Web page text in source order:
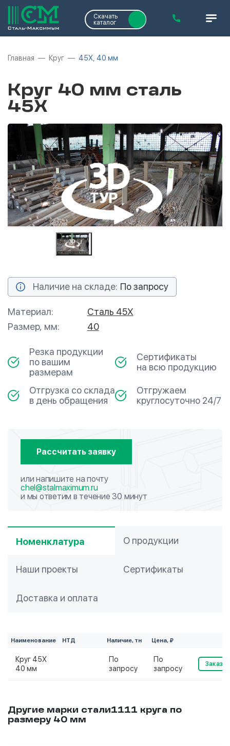
Скачать
каталог
Главная Круг 45Х, 40 мм
Круг 40 мм сталь
45Х
Наличие на складе: По запросу
Материал:
Сталь 45Х
Размер, мм:
40
Резка продукции
по вашим
размерам
Сертификаты
на всю продукцию
Отгрузка со склада
в день обращения
Отгружаем
круглосуточно 24/7
Рассчитать заявку
или напишите на почту
chel@stalmaximum.ru
и мы ответим в течение 30 минут
Номенклатура О продукции
Наши проекты Сертификаты
Доставка и оплата
Наименование НТД Наличие, тн Цена, ₽
Круг 45Х
40 мм
По
запросу
По
запросу
Другие марки стали1111 круга по
размеру 40 мм